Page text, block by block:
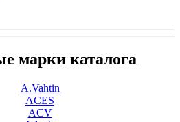
марки каталога
A.Vahtin
ACES
ACV